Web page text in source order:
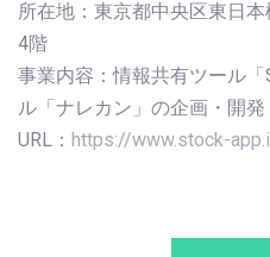
所在地：東京都中央区東日
4階
事業内容：情報共有ツール
ル「ナレカン」の企画・開
URL： https://www.stock-